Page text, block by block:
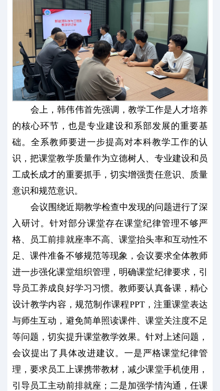
会上，韩伟伟首先强调，教学工作是人才培养
的核心环节，也是专业建设和系部发展的重要基
础。全系教师要进一步提高对本科教学工作的认
识，把课堂教学质量作为立德树人、专业建设和员
工成长成才的重要抓手，切实增强责任意识、质量
意识和规范意识。
会议围绕近期教学检查中发现的问题进行了深
入研讨。针对部分课堂存在课堂纪律管理不够严
格、员工前排就座率不高、课堂抬头率和互动性不
足、课件准备不够规范等现象，会议要求全体教师
进一步强化课堂组织管理，明确课堂纪律要求，引
导员工养成良好学习习惯。教师要认真备课，精心
设计教学内容，规范制作课程PPT，注重课堂表达
与师生互动，避免简单照读课件、课堂关注度不足
等问题，切实提升课堂教学效果。针对上述问题，
会议提出了具体改进建议。一是严格课堂纪律管
理，要求员工上课携带教材，减少课堂手机使用，
引导员工主动前排就座；二是加强学情沟通，任课